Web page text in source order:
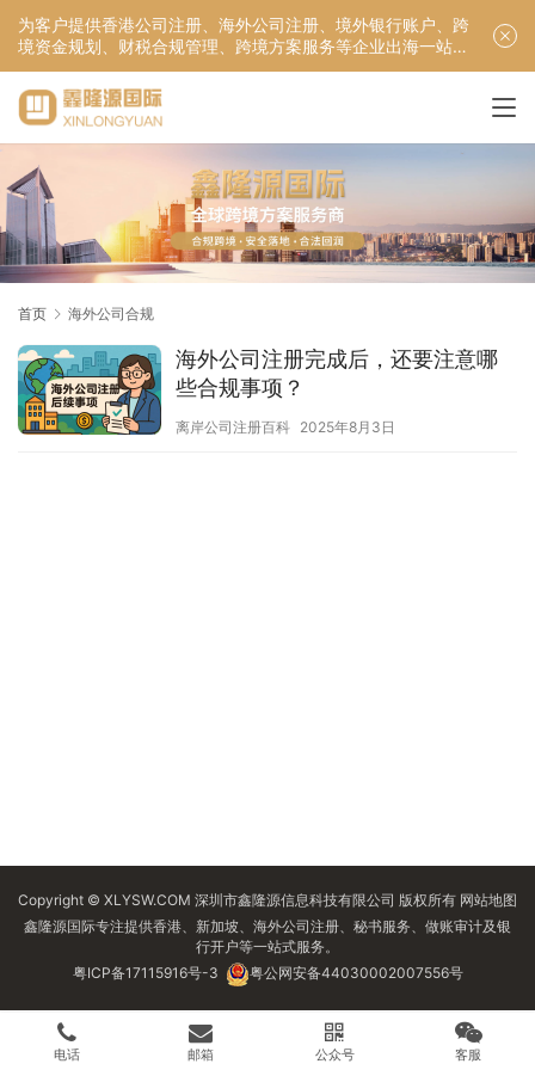
为客户提供香港公司注册、海外公司注册、境外银行账户、跨
境资金规划、财税合规管理、跨境方案服务等企业出海一站式
服务！
首页 海外公司合规
海外公司注册完成后，还要注意哪
些合规事项？
离岸公司注册百科 2025年8月3日
Copyright © XLYSW.COM 深圳市鑫隆源信息科技有限公司 版权所有 网站地图
鑫隆源国际专注提供香港、新加坡、海外公司注册、秘书服务、做账审计及银
行开户等一站式服务。
粤ICP备17115916号-3
粤公网安备44030002007556号
电话 邮箱 公众号 客服